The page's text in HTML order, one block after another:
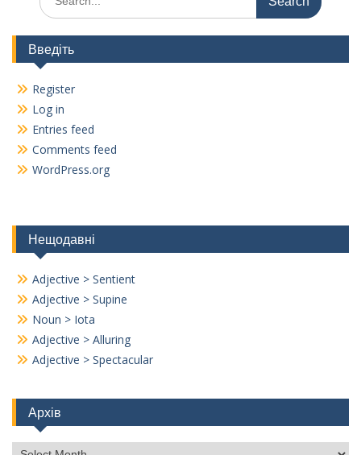
for:
Введіть
Register
Log in
Entries feed
Comments feed
WordPress.org
Нещодавні
Adjective > Sentient
Adjective > Supine
Noun > Iota
Adjective > Alluring
Adjective > Spectacular
Архів
Архів